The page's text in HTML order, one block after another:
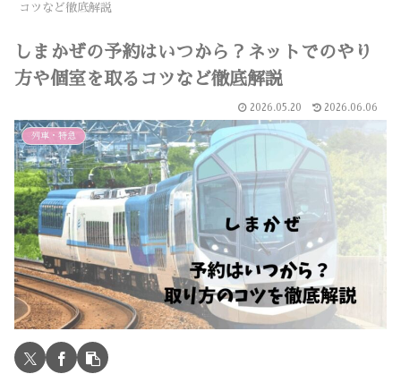
コツなど徹底解説
しまかぜの予約はいつから？ネットでのやり
方や個室を取るコツなど徹底解説
2026.05.20 2026.06.06
列車・特急